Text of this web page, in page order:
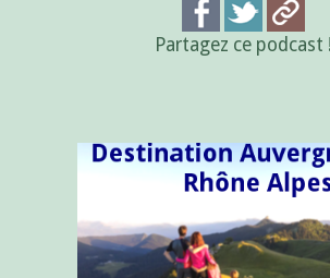
Partagez ce podcast !